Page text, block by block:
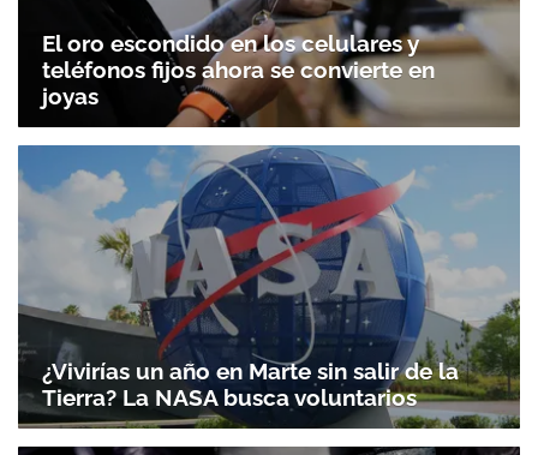
El oro escondido en los celulares y
teléfonos fijos ahora se convierte en
joyas
¿Vivirías un año en Marte sin salir de la
Tierra? La NASA busca voluntarios